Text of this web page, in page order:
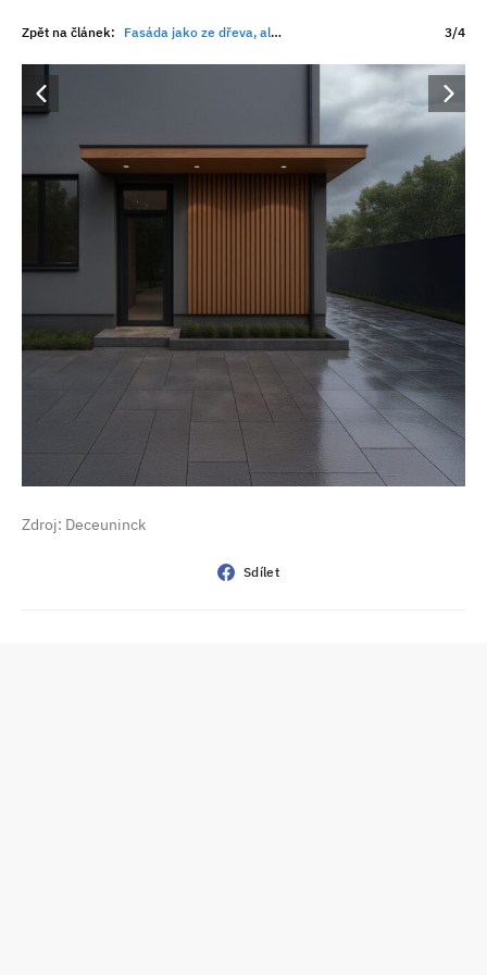
Zpět na článek: Fasáda jako ze dřeva, ale bez natírání. Moderní materiály mění pravidla hry 3/4
Zdroj: Deceuninck
Sdílet